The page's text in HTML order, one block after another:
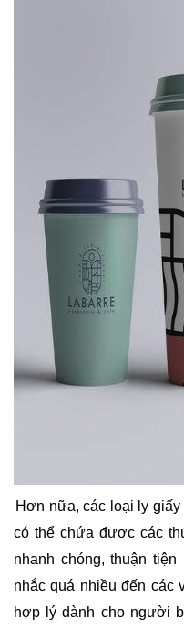
Hơn nữa, các loại ly
có thể chứa được các
nhanh chóng, thuận
nhắc quá nhiều đến các
hợp lý dành cho người